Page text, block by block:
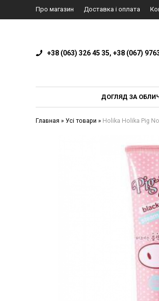
Про магазин Доставка і оплата
+38 (063) 326 45 35, +38 (067)
ДОГЛЯД ЗА
Главная » Усі товари » Holika Holika Pig